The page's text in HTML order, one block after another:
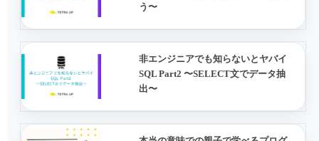
う〜
非エンジニアでも知らないとヤバイ
SQL Part2 〜SELECT文でデータ抽
出〜